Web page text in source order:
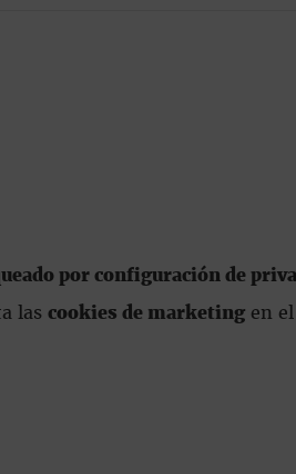
por configuración de
lascookies de marketing en